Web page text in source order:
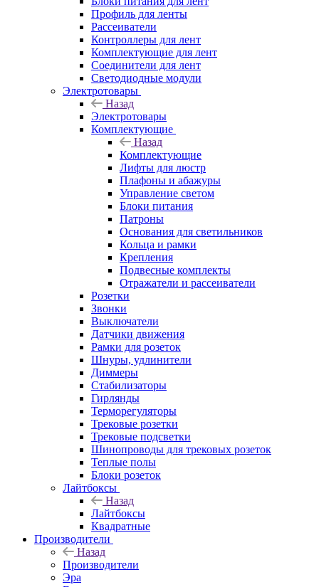
Профиль для ленты
Рассеиватели
Контроллеры для лент
Комплектующие для лент
Соединители для лент
Светодиодные модули
Электротовары
Назад
Электротовары
Комплектующие
Назад
Комплектующие
Лифты для люстр
Плафоны и абажуры
Управление светом
Блоки питания
Патроны
Основания для светильников
Кольца и рамки
Крепления
Подвесные комплекты
Отражатели и рассеиватели
Розетки
Звонки
Выключатели
Датчики движения
Рамки для розеток
Шнуры, удлинители
Диммеры
Стабилизаторы
Гирлянды
Терморегуляторы
Трековые розетки
Трековые подсветки
Шинопроводы для трековых розеток
Теплые полы
Блоки розеток
Лайтбоксы
Назад
Лайтбоксы
Квадратные
Производители
Назад
Производители
Эра